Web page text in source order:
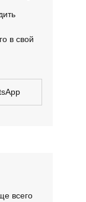
в свой
всего